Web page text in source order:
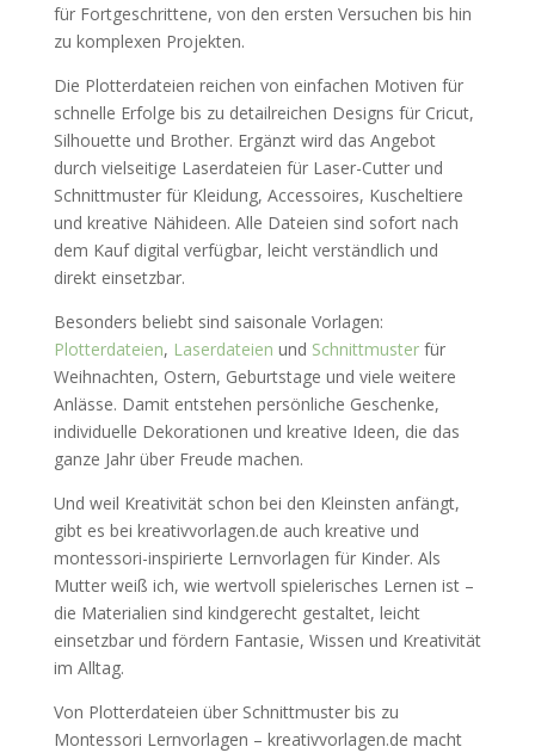
für Fortgeschrittene, von den ersten Versuchen bis hin
zu komplexen Projekten.
Die Plotterdateien reichen von einfachen Motiven für
schnelle Erfolge bis zu detailreichen Designs für Cricut,
Silhouette und Brother. Ergänzt wird das Angebot
durch vielseitige Laserdateien für Laser-Cutter und
Schnittmuster für Kleidung, Accessoires, Kuscheltiere
und kreative Nähideen. Alle Dateien sind sofort nach
dem Kauf digital verfügbar, leicht verständlich und
direkt einsetzbar.
Besonders beliebt sind saisonale Vorlagen:
Plotterdateien, Laserdateien und Schnittmusterfür
Weihnachten, Ostern, Geburtstage und viele weitere
Anlässe. Damit entstehen persönliche Geschenke,
individuelle Dekorationen und kreative Ideen, die das
ganze Jahr über Freude machen.
Und weil Kreativität schon bei den Kleinsten anfängt,
gibt es bei kreativvorlagen.de auch kreative und
montessori-inspirierte Lernvorlagen für Kinder. Als
Mutter weiß ich, wie wertvoll spielerisches Lernen ist –
die Materialien sind kindgerecht gestaltet, leicht
einsetzbar und fördern Fantasie, Wissen und Kreativität
im Alltag.
Von Plotterdateien über Schnittmuster bis zu
Montessori Lernvorlagen – kreativvorlagen.de macht